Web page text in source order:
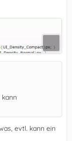
evtl. kann ein